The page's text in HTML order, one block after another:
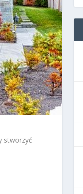
stworzyć